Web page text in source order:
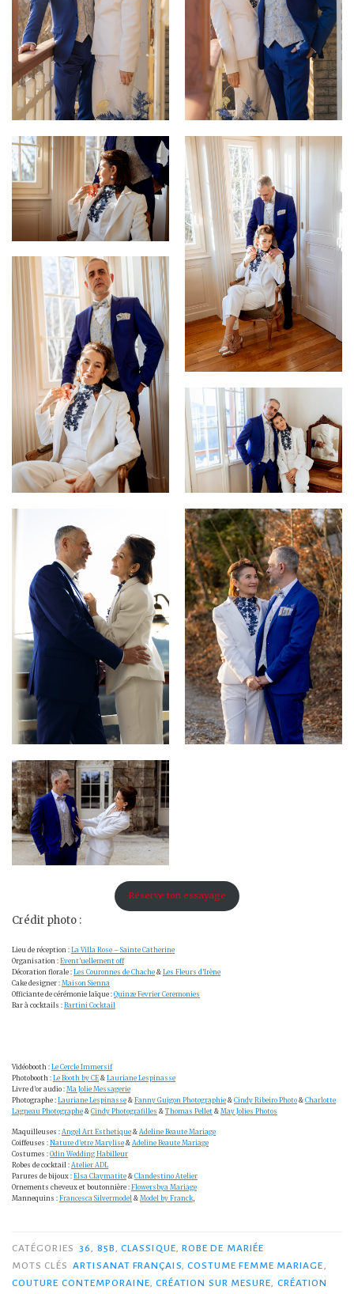
Réserve ton essayage
Crédit photo :
Lieu de réception : La Villa Rose – Sainte Catherine
Organisation : Event’uellement off
Décoration florale : Les Couronnes de Chache & Les Fleurs d’Irène
Cake designer : Maison Sienna
Officiante de cérémonie laïque : Quinze Fevrier Ceremonies
Bar à cocktails : Bartini Cocktail
Vidéobooth : Le Cercle Immersif
Photobooth : Le Booth by CE& Lauriane Lespinasse
Livre d’or audio : Ma Jolie Messagerie
Photographe : Lauriane Lespinasse & Fanny Guigon Photographie & Cindy Ribeiro Photo & Charlotte
Lagneau Photographe & Cindy Photografilles & Thomas Pellet & May Jolies Photos
Maquilleuses : Angel Art Esthetique & Adeline Beaute Mariage
Coiffeuses : Nature d’etre Marylise & Adeline Beaute Mariage
Costumes : Odin Wedding Habilleur
Robes de cocktail : Atelier ADL
Parures de bijoux : Elsa Claymatite & Clandestino Atelier
Ornements cheveux et boutonnière : Flowersbya Mariage
Mannequins : Francesca Silvermodel & Model by Franck,
CATÉGORIES 36 85B ,CLASSIQUE ROBE DE MARIÉE
MOTS CLÉS ARTISANAT FRANÇAIS COSTUME FEMME MARIAGE
COUTURE CONTEMPORAINE CRÉATION SUR MESURE CRÉATION